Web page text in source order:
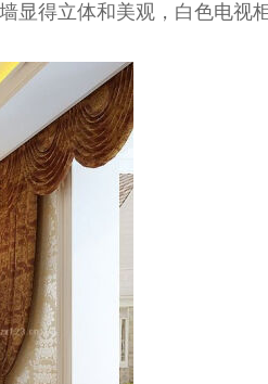
得立体和美观，白色电视